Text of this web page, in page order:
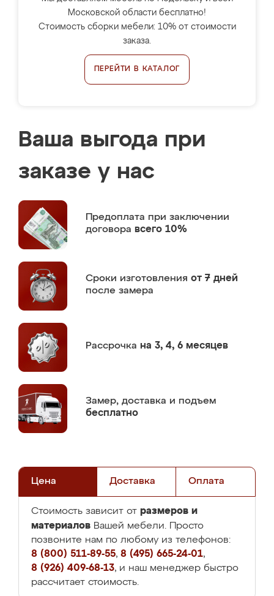
Московской области бесплатно!
Стоимость сборки мебели: 10% от стоимости
заказа.
ПЕРЕЙТИ В КАТАЛОГ
Ваша выгода при
заказе у нас
Предоплата при заключении
договора всего 10%
Сроки изготовления от 7 дней
после замера
Рассрочка на 3, 4, 6 месяцев
Замер, доставка и подъем
бесплатно
Цена Доставка Оплата
Стоимость зависит от размеров и
материалов Вашей мебели. Просто
позвоните нам по любому из телефонов:
8 (800) 511-89-55, 8 (495) 665-24-01,
8 (926) 409-68-13, и наш менеджер быстро
рассчитает стоимость.